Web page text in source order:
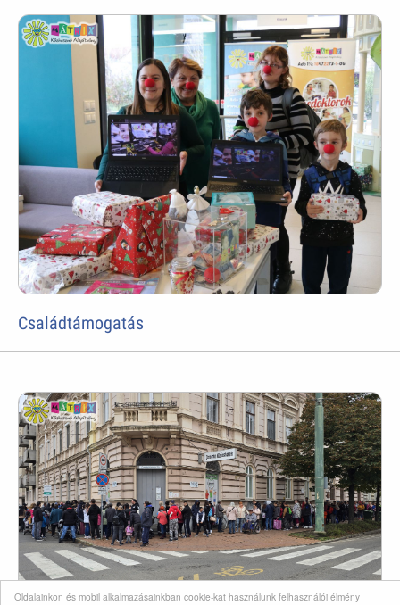
Oldalainkon és mobil alkalmazásainkban cookie-kat használunk felhasználói élmény
Családtámogatás